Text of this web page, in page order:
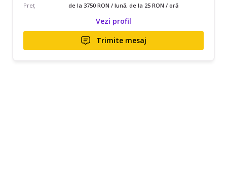
Preț
de la 3750 RON / lună, de la 25 RON / oră
Vezi profil
Trimite mesaj